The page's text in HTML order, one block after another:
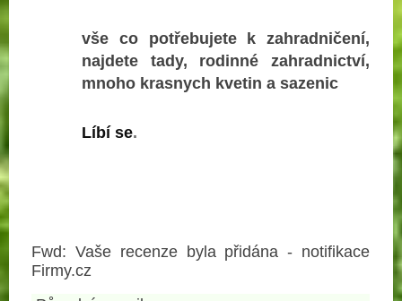
vše co potřebujete k zahradničení,
najdete tady, rodinné zahradnictví,
mnoho krasnych kvetin a sazenic
Líbí se.
Fwd: Vaše recenze byla přidána - notifikace
Firmy.cz